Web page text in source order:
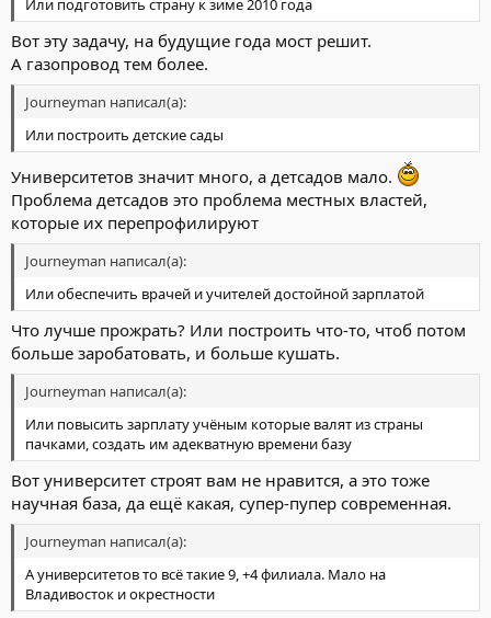
Вот эту задачу, на будущие года мост решит.
А газопровод тем более.
Journeyman написал(а):
Или построить детские сады
Университетов значит много, а детсадов мало.
Проблема детсадов это проблема местных властей,
которые их перепрофилируют
Journeyman написал(а):
Или обеспечить врачей и учителей достойной зарплатой
Что лучше прожрать? Или построить что-то, чтоб потом
больше заробатовать, и больше кушать.
Journeyman написал(а):
Или повысить зарплату учёным которые валят из страны
пачками, создать им адекватную времени базу
Вот университет строят вам не нравится, а это тоже
научная база, да ещё какая, супер-пупер современная.
Journeyman написал(а):
А университетов то всё такие 9, +4 филиала. Мало на
Владивосток и окрестности